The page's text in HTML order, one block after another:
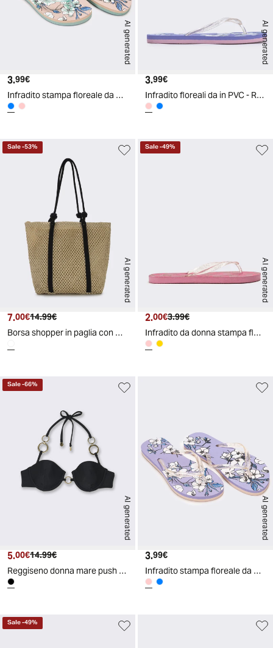
AI generated
Prezzo attuale
3.99€
Infradito stampa floreale da donna - Turchese
AI generated
Prezzo attuale
3.99€
Infradito floreali da in PVC - Rosa
AI generated
Sale-53%
Prezzo attuale
7.00€ Prezzo originale
14.99€
Borsa shopper in paglia con manico in corda - Bianco natural
AI generated
Sale-49%
Prezzo attuale
2.00€ Prezzo originale
3.99€
Infradito da donna stampa floreale - Rosa
AI generated
Sale-66%
Prezzo attuale
5.00€ Prezzo originale
14.99€
Reggiseno donna mare push up con anelli - Nero
AI generated
Prezzo attuale
3.99€
Infradito stampa floreale da donna - Rosa
Sale-49%